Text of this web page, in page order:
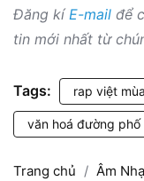
Đăng kíE-mail để
tin mới nhất từ
Tags: rap việt
văn hoá đường phố
Trang chủ
Âm